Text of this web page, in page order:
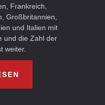
Frankreich,
Großbritannien,
und Italien mit
und die Zahl der
weiter.